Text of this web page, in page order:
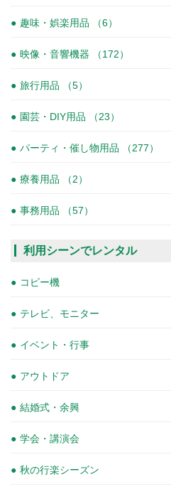
趣味・娯楽用品 （6）
映像・音響機器 （172）
旅行用品 （5）
園芸・DIY用品 （23）
パーティ・催し物用品 （277）
療養用品 （2）
事務用品 （57）
利用シーンでレンタル
コピー機
テレビ、モニター
イベント・行事
アウトドア
結婚式・余興
学会・講演会
秋の行楽シーズン